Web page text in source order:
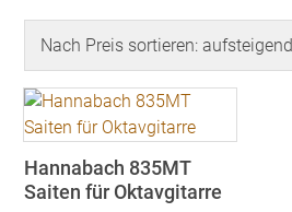
Hannabach 835MT
Saiten für Oktavgitarre